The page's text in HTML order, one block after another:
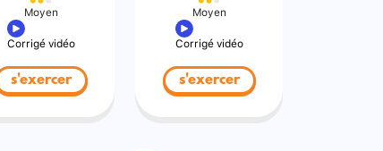
Moyen
Corrigé vidéo
s'exercer
Moyen
Corrigé vidéo
s'exercer